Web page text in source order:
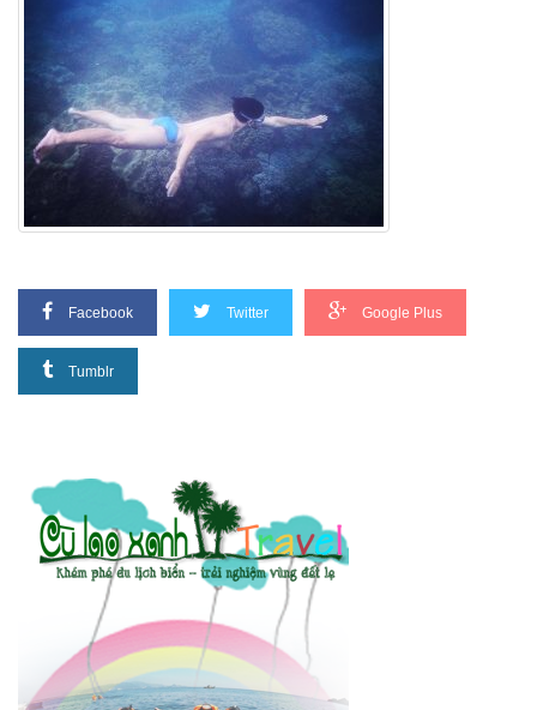
Facebook Twitter Google Plus
Tumblr